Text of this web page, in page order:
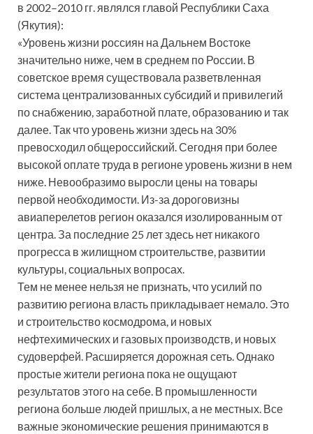
в 2002–2010 гг. являлся главой Республики Саха
(Якутия):
«Уровень жизни россиян на Дальнем Востоке
значительно ниже, чем в среднем по России. В
советское время существовала разветвленная
система централизованных субсидий и привилегий
по снабжению, заработной плате, образованию и так
далее. Так что уровень жизни здесь на 30%
превосходил общероссийский. Сегодня при более
высокой оплате труда в регионе уровень жизни в нем
ниже. Невообразимо выросли цены на товары
первой необходимости. Из-за дороговизны
авиаперелетов регион оказался изолированным от
центра. За последние 25 лет здесь нет никакого
прогресса в жилищном строительстве, развитии
культуры, социальных вопросах.
Тем не менее нельзя не признать, что усилий по
развитию региона власть прикладывает немало. Это
и строительство космодрома, и новых
нефтехимических и газовых производств, и новых
судоверфей. Расширяется дорожная сеть. Однако
простые жители региона пока не ощущают
результатов этого на себе. В промышленности
региона больше людей пришлых, а не местных. Все
важные экономические решения принимаются в